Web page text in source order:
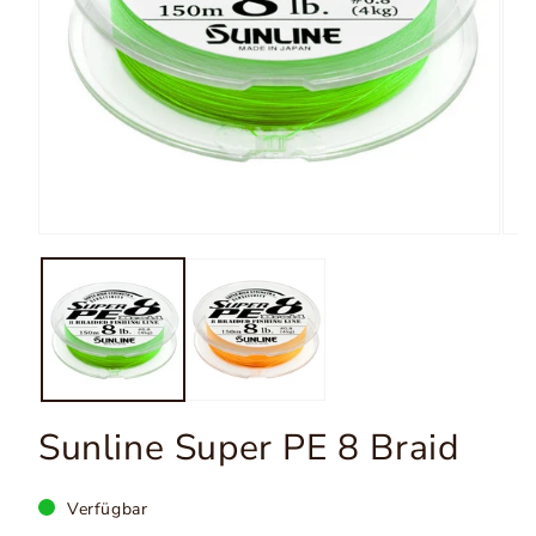
1
Modal
öffnen
Sunline Super PE 8 Braid
Verfügbar